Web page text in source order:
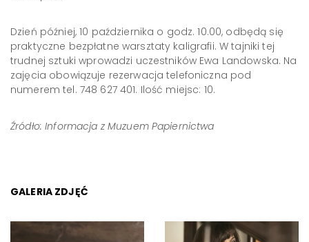
Dzień później, 10 października o godz. 10.00, odbędą się
praktyczne bezpłatne warsztaty kaligrafii. W tajniki tej
trudnej sztuki wprowadzi uczestników Ewa Landowska. Na
zajęcia obowiązuje rezerwacja telefoniczna pod
numerem tel. 748 627 401. Ilość miejsc: 10.
Źródło: Informacja z Muzuem Papiernictwa
GALERIA ZDJĘĆ